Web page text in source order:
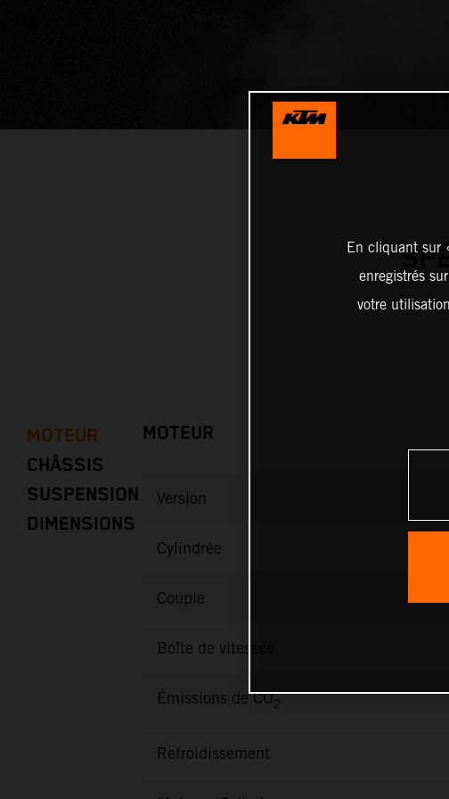
MOTEUR
CHÂSSIS
SUSPENSION
DIMENSIONS
MOTEUR
Version
Cylindrée
Couple
Boîte de vitesses
Émissions de CO2
Refroidissement
En cliquant sur
enregistrés
votre